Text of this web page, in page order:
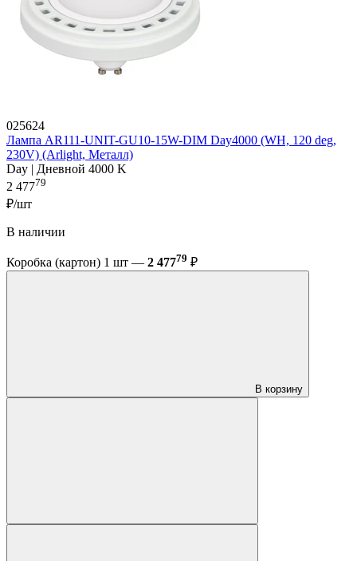
025624
Лампа AR111-UNIT-GU10-15W-DIM Day4000 (WH, 120 deg,
230V) (Arlight, Металл)
Day | Дневной 4000 K
2 47779
₽/шт
В наличии
Коробка (картон) 1 шт — 2 47779 ₽
В корзину